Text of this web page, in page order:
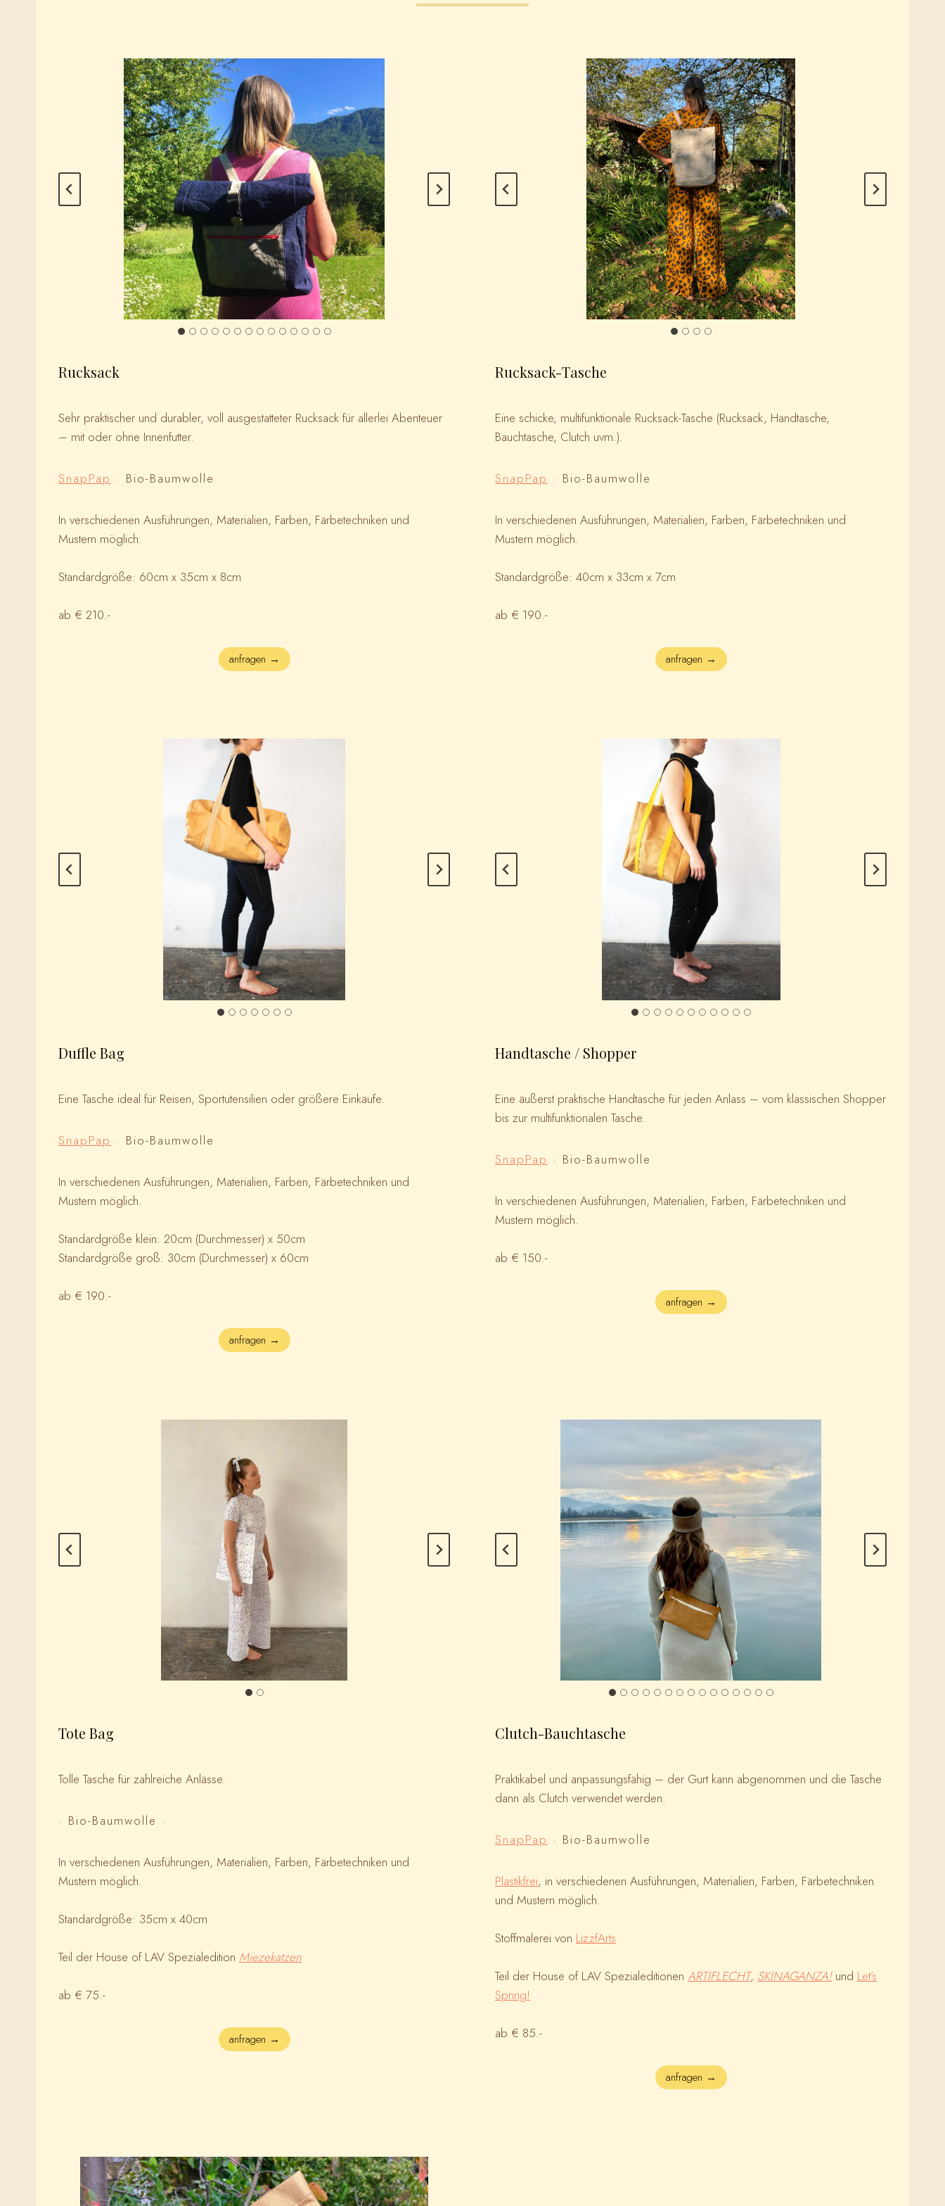
Rucksack
Sehr praktischer und durabler, voll ausgestatteter Rucksack für allerlei Abenteuer
– mit oder ohne Innenfutter.
SnapPap · Bio-Baumwolle
In verschiedenen Ausführungen, Materialien, Farben, Färbetechniken und
Mustern möglich.
Standardgröße: 60cm x 35cm x 8cm
ab € 210.-
anfragen →
Rucksack-Tasche
Eine schicke, multifunktionale Rucksack-Tasche (Rucksack, Handtasche,
Bauchtasche, Clutch uvm.).
SnapPap · Bio-Baumwolle
In verschiedenen Ausführungen, Materialien, Farben, Färbetechniken und
Mustern möglich.
Standardgröße: 40cm x 33cm x 7cm
ab € 190.-
anfragen →
Duffle Bag
Eine Tasche ideal für Reisen, Sportutensilien oder größere Einkäufe.
SnapPap · Bio-Baumwolle
In verschiedenen Ausführungen, Materialien, Farben, Färbetechniken und
Mustern möglich.
Standardgröße klein: 20cm (Durchmesser) x 50cm
Standardgröße groß: 30cm (Durchmesser) x 60cm
ab € 190.-
anfragen →
Handtasche / Shopper
Eine äußerst praktische Handtasche für jeden Anlass – vom klassischen Shopper
bis zur multifunktionalen Tasche.
SnapPap · Bio-Baumwolle
In verschiedenen Ausführungen, Materialien, Farben, Färbetechniken und
Mustern möglich.
ab € 150.-
anfragen →
Tote Bag
Tolle Tasche für zahlreiche Anlässe.
· Bio-Baumwolle ·
In verschiedenen Ausführungen, Materialien, Farben, Färbetechniken und
Mustern möglich.
Standardgröße: 35cm x 40cm
Teil der House of LAV Spezialedition Miezekatzen
ab € 75.-
anfragen →
Clutch-Bauchtasche
Praktikabel und anpassungsfähig – der Gurt kann abgenommen und die Tasche
dann als Clutch verwendet werden.
SnapPap · Bio-Baumwolle
Plastikfrei, in verschiedenen Ausführungen, Materialien, Farben, Färbetechniken
und Mustern möglich.
Stoffmalerei von LizzfArts
Teil der House of LAV Spezialeditionen ARTIFLECHT, SKINAGANZA!und Let’s
Spring!
ab € 85.-
anfragen →